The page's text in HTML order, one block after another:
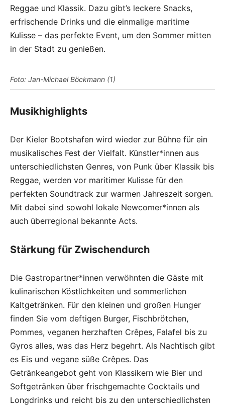
Reggae und Klassik. Dazu gibt’s leckere Snacks,
erfrischende Drinks und die einmalige maritime
Kulisse – das perfekte Event, um den Sommer mitten
in der Stadt zu genießen.
Foto: Jan-Michael Böckmann (1)
Musikhighlights
Der Kieler Bootshafen wird wieder zur Bühne für ein
musikalisches Fest der Vielfalt. Künstler*innen aus
unterschiedlichsten Genres, von Punk über Klassik bis
Reggae, werden vor maritimer Kulisse für den
perfekten Soundtrack zur warmen Jahreszeit sorgen.
Mit dabei sind sowohl lokale Newcomer*innen als
auch überregional bekannte Acts.
Stärkung für Zwischendurch
Die Gastropartner*innen verwöhnten die Gäste mit
kulinarischen Köstlichkeiten und sommerlichen
Kaltgetränken. Für den kleinen und großen Hunger
finden Sie vom deftigen Burger, Fischbrötchen,
Pommes, veganen herzhaften Crêpes, Falafel bis zu
Gyros alles, was das Herz begehrt. Als Nachtisch gibt
es Eis und vegane süße Crêpes. Das
Getränkeangebot geht von Klassikern wie Bier und
Softgetränken über frischgemachte Cocktails und
Longdrinks und reicht bis zu den unterschiedlichsten